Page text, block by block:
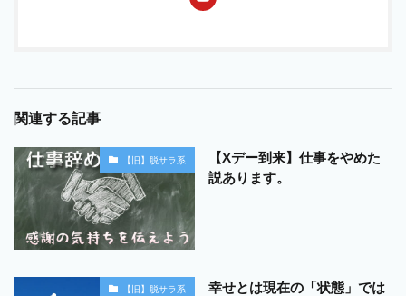
関連する記事
【旧】脱サラ系
【Xデー到来】仕事をやめた
説あります。
【旧】脱サラ系
幸せとは現在の「状態」では